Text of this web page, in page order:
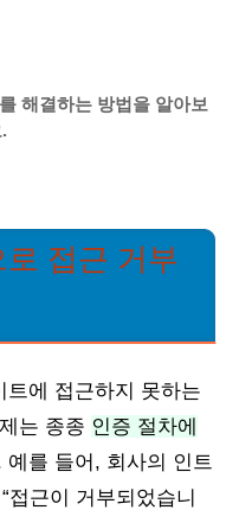
해결하는 방법을 알아보
접근 거부
트에 접근하지 못하는
는 종종 인증 절차에
예를 들어, 회사의 인트
접근이 거부되었습니